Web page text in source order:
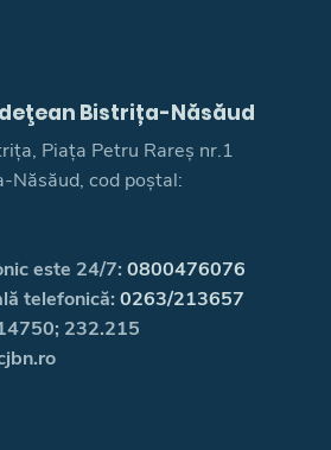
Bistrița-Năsăud
Piața Petru Rareș nr.1
Năsăud, cod poștal:
este 24/7: 0800476076
telefonică: 0263/213657
232.215